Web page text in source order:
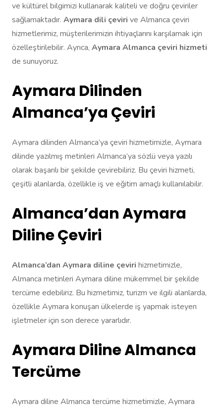
ve kültürel bilgimizi kullanarak kaliteli ve doğru çeviriler
sağlamaktadır. Aymara dili çeviri ve Almanca çeviri
hizmetlerimiz, müşterilerimizin ihtiyaçlarını karşılamak için
özelleştirilebilir. Ayrıca, Aymara Almanca çeviri hizmeti
de sunuyoruz.
Aymara Dilinden
Almanca’ya Çeviri
Aymara dilinden Almanca’ya çeviri hizmetimizle, Aymara
dilinde yazılmış metinleri Almanca’ya sözlü veya yazılı
olarak başarılı bir şekilde çevirebiliriz. Bu çeviri hizmeti,
çeşitli alanlarda, özellikle iş ve eğitim amaçlı kullanılabilir.
Almanca’dan Aymara
Diline Çeviri
Almanca’dan Aymara diline çeviri hizmetimizle,
Almanca metinleri Aymara diline mükemmel bir şekilde
tercüme edebiliriz. Bu hizmetimiz, turizm ve ilgili alanlarda,
özellikle Aymara konuşan ülkelerde iş yapmak isteyen
işletmeler için son derece yararlıdır.
Aymara Diline Almanca
Tercüme
Aymara diline Almanca tercüme hizmetimizle, Aymara